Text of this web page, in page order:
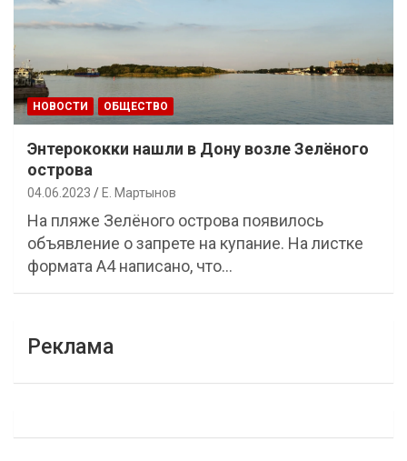
НОВОСТИ ОБЩЕСТВО
Энтерококки нашли в Дону возле Зелёного
острова
04.06.2023 Е. Мартынов
На пляже Зелёного острова появилось
объявление о запрете на купание. На листке
формата А4 написано, что…
Реклама